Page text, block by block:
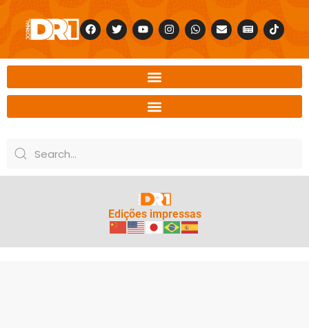
Edições impressas